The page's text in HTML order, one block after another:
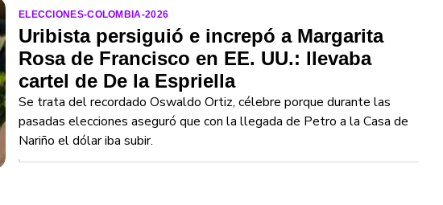
ELECCIONES-COLOMBIA-2026
Uribista persiguió e increpó a Margarita
Rosa de Francisco en EE. UU.: llevaba
cartel de De la Espriella
Se trata del recordado Oswaldo Ortiz, célebre porque durante las
pasadas elecciones aseguró que con la llegada de Petro a la Casa de
Nariño el dólar iba subir.